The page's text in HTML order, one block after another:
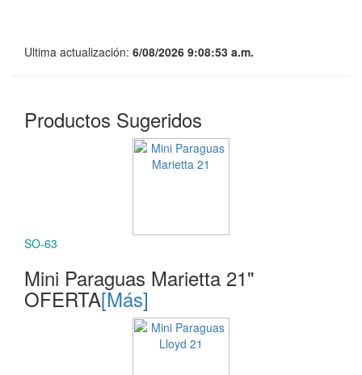
Ultima actualización: 6/08/2026 9:08:53 a.m.
Productos Sugeridos
SO-63
Mini Paraguas Marietta 21"
OFERTA[Más]